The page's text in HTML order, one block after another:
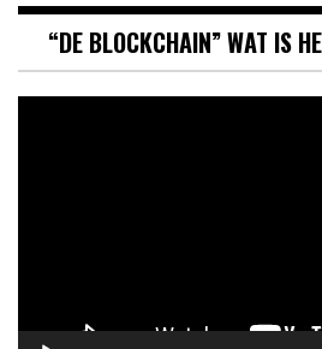
“DE BLOCKCHAIN” WAT IS